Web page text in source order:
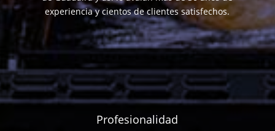
experiencia y cientos de clientes satisfechos.
Profesionalidad